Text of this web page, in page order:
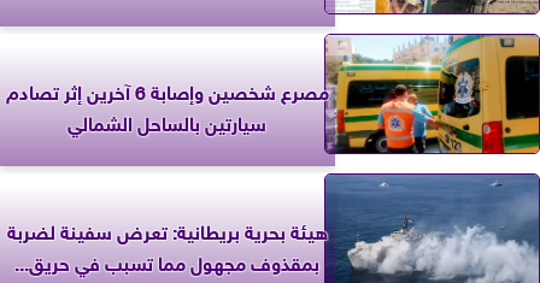
مصرع شخصين وإصابة 6 آخرين إثر تصادم
سيارتين بالساحل الشمالي
‎هيئة بحرية بريطانية: تعرض سفينة لضربة
بمقذوف مجهول مما تسبب في حريق...